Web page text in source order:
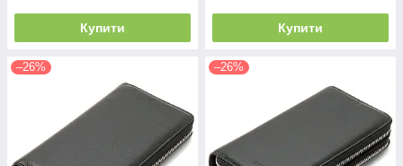
Купити Купити
–26% –26%